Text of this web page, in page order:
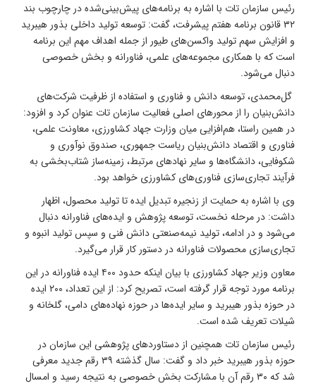
رئیس سازمان تات با اشاره به برنامه‌های پیش‌بینی‌شده در چارچوب بند
۳۲ قانون برنامه هفتم پیشرفت، گفت: توسعه تولید داخلی بذور هیبرید
و افزایش سهم تولید واکسن‌های طیور از جمله اهداف مهم این برنامه
است که با همکاری مجموعه‌های علمی، فناورانه و بخش خصوصی
دنبال می‌شود.
گل‌محمدی، توسعه دانش و فناوری و استفاده از ظرفیت شرکت‌های
دانش‌بنیان را از محورهای اصلی فعالیت سازمان تات عنوان کرد و افزود:
در همین راستا، هم‌افزایی میان وزارت جهاد کشاورزی، معاونت علمی،
فناوری و اقتصاد دانش‌بنیان ریاست جمهوری، صندوق نوآوری و
شکوفایی، دانشگاه‌ها و سایر نهادهای مرتبط، زمینه‌ساز شتاب‌بخشی به
فرآیند تجاری‌سازی فناوری‌های کشاورزی خواهد بود.
وی با اشاره به حمایت از زنجیره تبدیل ایده تا تولید محصول، اظهار
داشت: در مرحله نخست، توسعه پژوهش و ایده‌های فناورانه دنبال
می‌شود و در ادامه، تولید نیمه‌صنعتی دانش فنی و سپس تولید انبوه و
تجاری‌سازی محصولات فناورانه در دستور کار قرار می‌گیرد.
معاون وزیر جهاد کشاورزی با بیان اینکه حدود ۴۰۰ ایده فناورانه در این
برنامه مورد توجه قرار گرفته است، تصریح کرد: از این تعداد، ۲۰۰ ایده
در حوزه بذور هیبرید و سایر ایده‌ها در حوزه نهاده‌های دامی، گلخانه و
شیلات تعریف شده است.
رئیس سازمان تات همچنین از دستاوردهای پژوهشی این سازمان در
حوزه بذور هیبرید خبر داد و گفت: سال گذشته ۳۹ رقم جدید معرفی
شد که ۳۰ رقم آن با مشارکت بخش خصوصی به نتیجه رسید و امسال